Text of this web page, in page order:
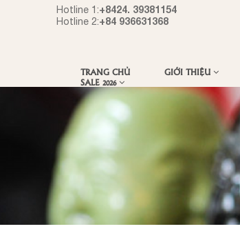
Hotline 1:+8424. 39381154
Hotline 2:+84 936631368
TRANG CHỦ GIỚI THIỆU
SALE 2026